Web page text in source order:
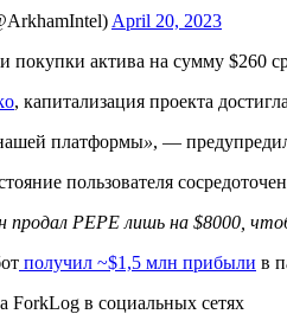
April 20, 2023
покупки актива на сумму $260
, капитализация проекта
платформы», —
пользователя
продал PEPE лишь на $8000,
получил ~$1,5 млн прибыли в
ForkLog в социальных сетях